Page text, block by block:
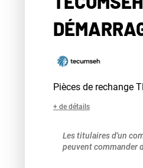
Pièces de rechange
+ de détails
Les titulaires d'un
peuvent commander